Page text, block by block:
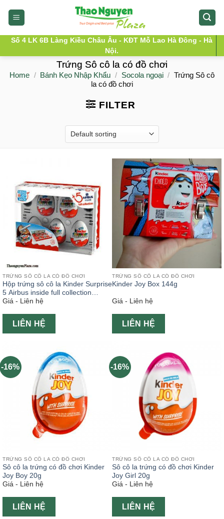
Số 4 LK 6B Làng Kiều Châu Âu - KĐT Mỗ Lao Hà Đông - Hà
Nội.
Trứng Sô cô la có đồ chơi
Home / Bánh Kẹo Nhập Khẩu / Socola ngoại / Trứng Sô cô
la có đồ chơi
FILTER
TRỨNG SÔ CÔ LA CÓ ĐỒ CHƠI
Hộp trứng sô cô la Kinder Surprise
5 Airbus inside full collection
5x20g
Giá - Liên hệ
LIÊN HỆ
TRỨNG SÔ CÔ LA CÓ ĐỒ CHƠI
Kinder Joy Box 144g
Giá - Liên hệ
LIÊN HỆ
-16%
TRỨNG SÔ CÔ LA CÓ ĐỒ CHƠI
Sô cô la trứng có đồ chơi Kinder
Joy Boy 20g
Giá - Liên hệ
LIÊN HỆ
-16%
TRỨNG SÔ CÔ LA CÓ ĐỒ CHƠI
Sô cô la trứng có đồ chơi Kinder
Joy Girl 20g
Giá - Liên hệ
LIÊN HỆ